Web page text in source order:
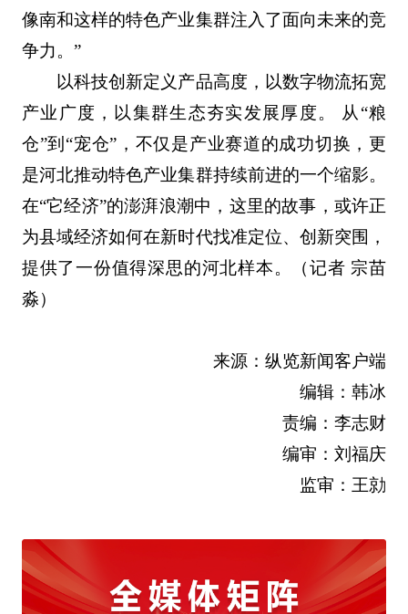
像南和这样的特色产业集群注入了面向未来的竞
争力。”
以科技创新定义产品高度，以数字物流拓宽
产业广度，以集群生态夯实发展厚度。 从“粮
仓”到“宠仓”，不仅是产业赛道的成功切换，更
是河北推动特色产业集群持续前进的一个缩影。
在“它经济”的澎湃浪潮中，这里的故事，或许正
为县域经济如何在新时代找准定位、创新突围，
提供了一份值得深思的河北样本。（记者 宗苗
淼）
来源：纵览新闻客户端
编辑：韩冰
责编：李志财
编审：刘福庆
监审：王勍